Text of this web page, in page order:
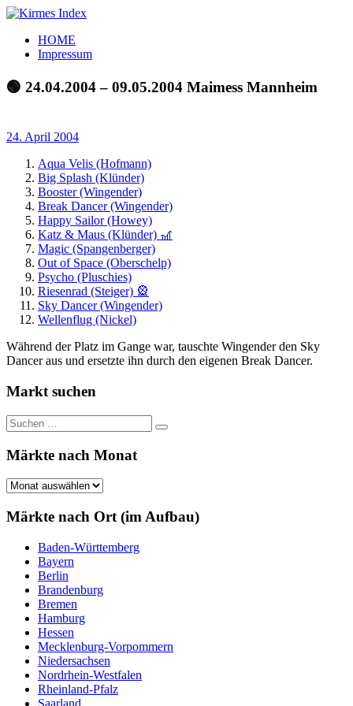
Zum
springen
Kirmes
Index
Tourpläne
der
letzten
HOME
Impressum
🟢 24.04.2004 – 09.05.2004 Maimess Mannheim
24. April 2004
Aqua Velis (Hofmann)
Big Splash (Klünder)
Booster (Wingender)
Break Dancer (Wingender)
Happy Sailor (Howey)
Katz & Maus (Klünder) 🎢
Magic (Spangenberger)
Out of Space (Oberschelp)
Psycho (Pluschies)
Riesenrad (Steiger) 🎡
Sky Dancer (Wingender)
Wellenflug (Nickel)
Während der Platz im Gange war, tauschte Wingender den Sky
Dancer aus und ersetzte ihn durch den eigenen Break Dancer.
Markt suchen
Suchen
nach:
Suchen
Märkte nach Monat
Märkte
Monat
Märkte nach Ort (im Aufbau)
Baden-Württemberg
Bayern
Berlin
Brandenburg
Bremen
Hamburg
Hessen
Mecklenburg-Vorpommern
Niedersachsen
Nordrhein-Westfalen
Rheinland-Pfalz
Saarland